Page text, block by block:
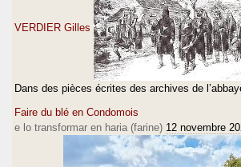
VERDIER Gilles
Dans des pièces écrites des archives de
Faire du blé en Condomois
e lo transformar en haria (farine) 12 novembre